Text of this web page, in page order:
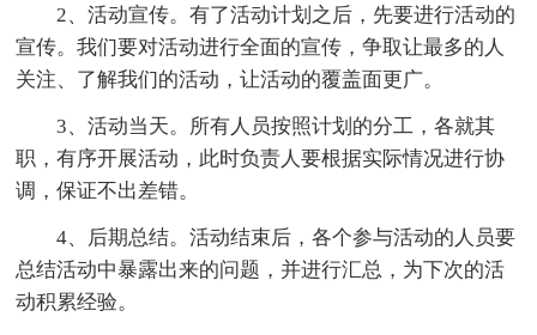
2、活动宣传。有了活动计划之后，先要进行活动的
宣传。我们要对活动进行全面的宣传，争取让最多的人
关注、了解我们的活动，让活动的覆盖面更广。
3、活动当天。所有人员按照计划的分工，各就其
职，有序开展活动，此时负责人要根据实际情况进行协
调，保证不出差错。
4、后期总结。活动结束后，各个参与活动的人员要
总结活动中暴露出来的问题，并进行汇总，为下次的活
动积累经验。